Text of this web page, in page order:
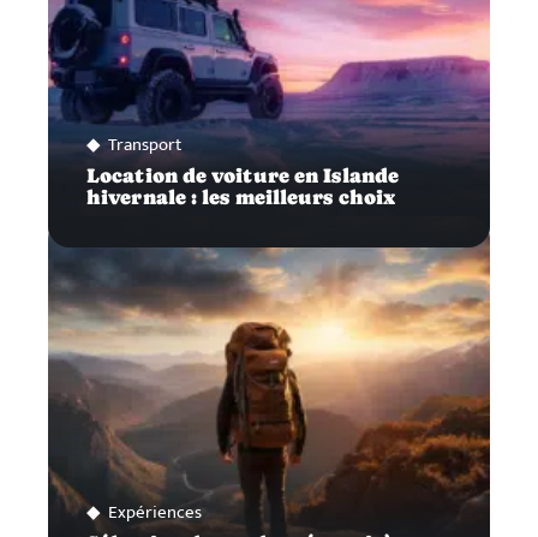
Transport
Location de voiture en Islande
hivernale : les meilleurs choix
Expériences